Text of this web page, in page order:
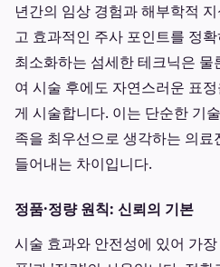
년간의 임상 경험과 해부학적
고 효과적인 주사 포인트를 정
최소화하는 섬세한 테크닉은
여 시술 후에도 자연스러운 표
게 시술합니다. 이는 단순한 기
족을 최우선으로 생각하는 의
들어내는 차이입니다.
정품·정량 원칙: 신뢰의 기본
시술 효과와 안전성에 있어 가